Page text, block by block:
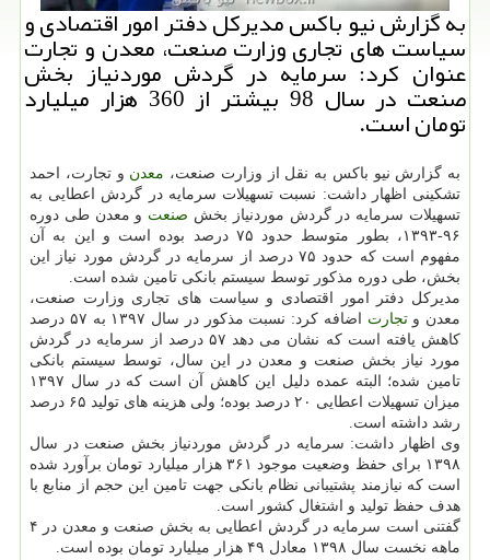
به گزارش نیو باكس مدیركل دفتر امور اقتصادی و
سیاست های تجاری وزارت صنعت، معدن و تجارت
عنوان كرد: سرمایه در گردش موردنیاز بخش
صنعت در سال 98 بیشتر از 360 هزار میلیارد
تومان است.
به گزارش نیو باكس به نقل از وزارت صنعت، معدن و تجارت، احمد
تشكینی اظهار داشت: نسبت تسهیلات سرمایه در گردش اعطایی به
تسهیلات سرمایه در گردش موردنیاز بخش صنعت و معدن طی دوره
۹۶-۱۳۹۳، بطور متوسط حدود ۷۵ درصد بوده است و این به آن
مفهوم است كه حدود ۷۵ درصد از سرمایه در گردش مورد نیاز این
بخش، طی دوره مذكور توسط سیستم بانكی تامین شده است.
مدیركل دفتر امور اقتصادی و سیاست های تجاری وزارت صنعت،
معدن وتجارت
اضافه كرد: نسبت مذكور در سال ۱۳۹۷ به ۵۷ درصد
كاهش یافته است كه نشان می­ دهد ۵۷ درصد از سرمایه در گردش
مورد نیاز بخش صنعت و معدن در این سال، توسط سیستم بانكی
تامین شده؛ البته عمده دلیل این كاهش آن است كه در سال ۱۳۹۷
میزان تسهیلات اعطایی ۲۰ درصد بوده؛ ولی هزینه های تولید ۶۵ درصد
رشد داشته است.
وی اظهار داشت: سرمایه در گردش موردنیاز بخش صنعت در سال
۱۳۹۸ برای حفظ وضعیت موجود ۳۶۱ هزار میلیارد تومان برآورد شده
است كه نیازمند پشتیبانی نظام بانكی جهت تامین این حجم از منابع با
هدف حفظ تولید و اشتغال كشور است.
گفتنی است سرمایه در گردش اعطایی به بخش صنعت و معدن در ۴
ماهه نخست سال ۱۳۹۸ معادل ۴۹ هزار میلیارد تومان بوده است.